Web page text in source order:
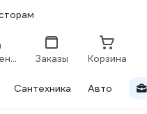
Сравнение Заказы Корзина
Сантехника Авто